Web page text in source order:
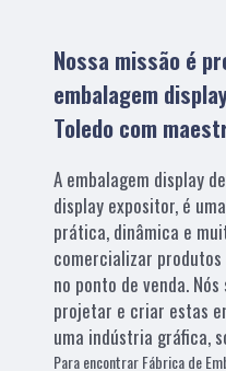
Nossa missão é
embalagem
Toledo com
A embalagem display
display expositor, é
prática, dinâmica e
comercializar produtos
no ponto de venda.
projetar e criar estas
uma indústria gráfica,
Para encontrar Fábrica de